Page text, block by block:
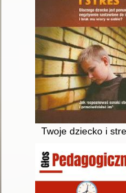
Twoje dziecko i